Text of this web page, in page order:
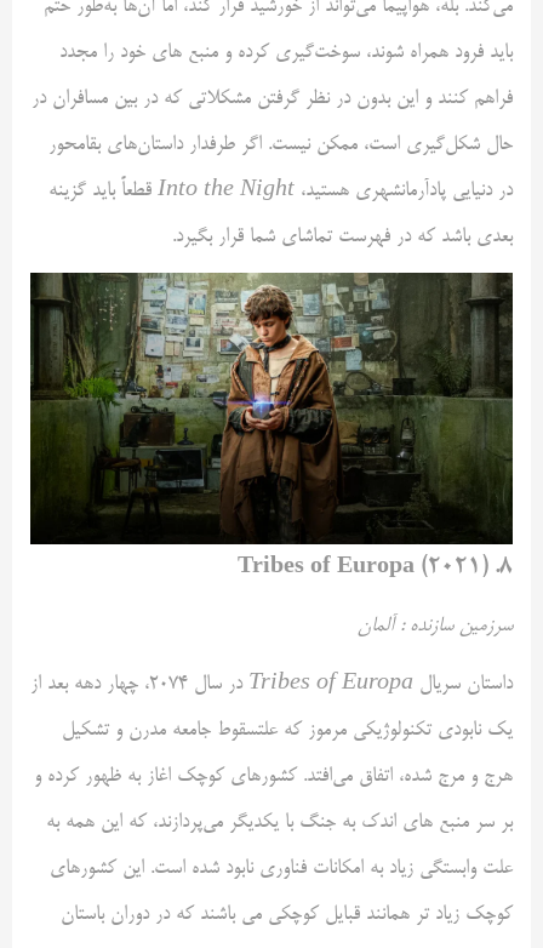
می‌کند. بله، هواپیما می‌تواند از خورشید فرار کند، اما آن‌ها به‌طور حتم
باید فرود همراه شوند، سوخت‌گیری کرده و منبع های خود را مجدد
فراهم کنند و این بدون در نظر گرفتن مشکلاتی که در بین مسافران در
حال شکل‌گیری است، ممکن نیست. اگر طرفدار داستان‌های بقامحور
در دنیایی پادآرمانشهری هستید، Into the Night قطعاً باید گزینه
بعدی باشد که در فهرست تماشای شما قرار بگیرد.
۸. Tribes of Europa (۲۰۲۱)
سرزمین سازنده : آلمان
داستان سریال
در سال ۲۰۷۴، چهار دهه بعد از
یک نابودی تکنولوژیکی مرموز که علتسقوط جامعه مدرن و تشکیل
هرج و مرج شده، اتفاق می‌افتد. کشورهای کوچک اغاز به ظهور کرده و
بر سر منبع های اندک به جنگ با یکدیگر می‌پردازند، که این همه به
علت وابستگی زیاد به امکانات فناوری نابود شده است. این کشورهای
کوچک زیاد تر همانند قبایل کوچکی می باشند که در دوران باستان